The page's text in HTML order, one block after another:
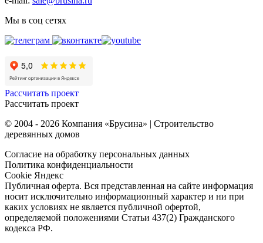
Мы в соц сетях
Рассчитать проект
Рассчитать проект
© 2004 - 2026 Компания «Брусина» | Строительство
деревянных домов
Согласие на обработку персональных данных
Политика конфиденциальности
Cookie Яндекс
Публичная оферта. Вся представленная на сайте информация
носит исключительно информационный характер и ни при
каких условиях не является публичной офертой,
определяемой положениями Статьи 437(2) Гражданского
кодекса РФ.